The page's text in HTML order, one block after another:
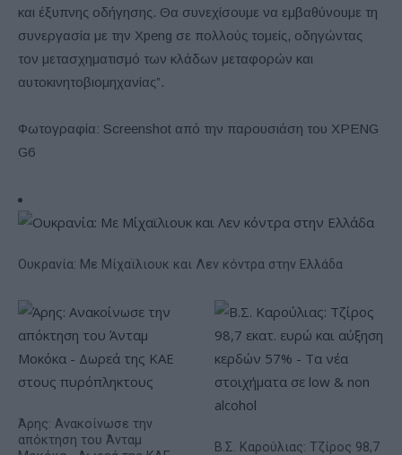
και έξυπνης οδήγησης. Θα συνεχίσουμε να εμβαθύνουμε τη
συνεργασία με την Xpeng σε πολλούς τομείς, οδηγώντας
τον μετασχηματισμό των κλάδων μεταφορών και
αυτοκινητοβιομηχανίας”.
Φωτογραφία: Screenshot από την παρουσιάση του XPENG
G6
Ουκρανία: Με Μίχαϊλιουκ και Λεν κόντρα στην Ελλάδα
Άρης: Ανακοίνωσε την
απόκτηση του Άνταμ
Β.Σ. Καρούλιας: Τζίρος 98,7